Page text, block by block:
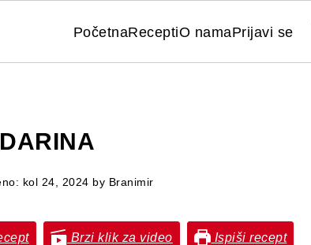
PočetnaReceptiO namaPrijavi se
kol 24, 2024 by Branimir
Brzi klik za video Ispiši recept